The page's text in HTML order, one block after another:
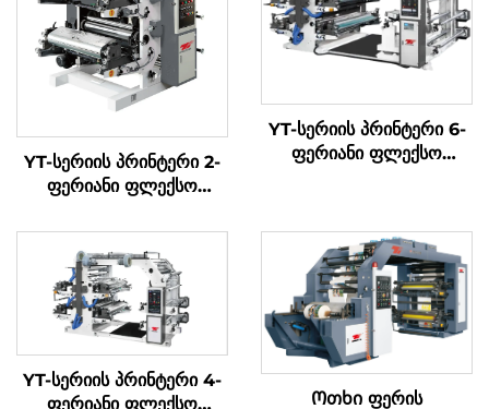
YT-სერიის პრინტერი 2-
ფერიანი ფლექსო
YT-სერიის პრინტერი 6-
ფერიანი ფლექსო
YT-სერიის პრინტერი 4-
ფერიანი ფლექსო
Ოთხი ფერის